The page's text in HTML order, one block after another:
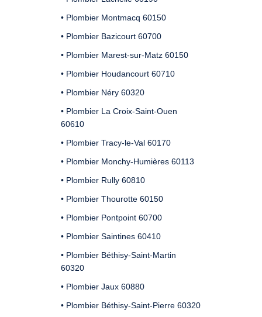
• Plombier Montmacq 60150
• Plombier Bazicourt 60700
• Plombier Marest-sur-Matz 60150
• Plombier Houdancourt 60710
• Plombier Néry 60320
• Plombier La Croix-Saint-Ouen
60610
• Plombier Tracy-le-Val 60170
• Plombier Monchy-Humières 60113
• Plombier Rully 60810
• Plombier Thourotte 60150
• Plombier Pontpoint 60700
• Plombier Saintines 60410
• Plombier Béthisy-Saint-Martin
60320
• Plombier Jaux 60880
• Plombier Béthisy-Saint-Pierre 60320